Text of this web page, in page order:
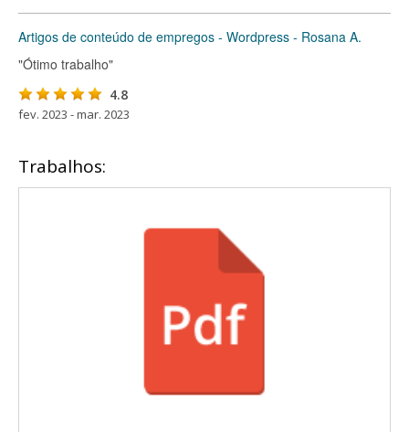
Artigos de conteúdo de empregos - Wordpress - Rosana A.
"Ótimo trabalho"
4.8
fev. 2023 - mar. 2023
Trabalhos: